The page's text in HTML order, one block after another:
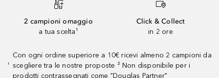
2 campioni omaggio
a tua scelta¹
Click & Collect
in 2 ore
¹
Con ogni ordine superiore a 10€ ricevi almeno 2 campioni da
scegliere tra le nostre proposte ² Non disponibile per i
prodotti contrassegnati come "Douglas Partner"